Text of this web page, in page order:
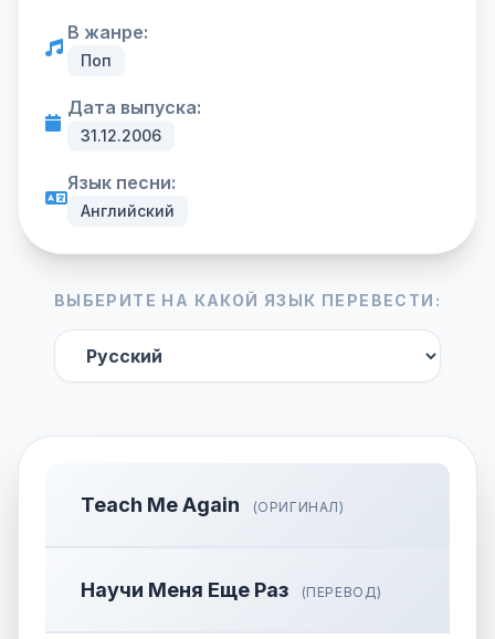
В жанре:
Поп
Дата выпуска:
31.12.2006
Язык песни:
Английский
ВЫБЕРИТЕ НА КАКОЙ ЯЗЫК ПЕРЕВЕСТИ:
Teach Me Again (ОРИГИНАЛ)
Научи Меня Еще Раз (ПЕРЕВОД)